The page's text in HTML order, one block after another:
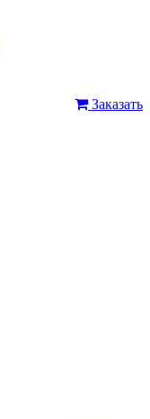
Заказать